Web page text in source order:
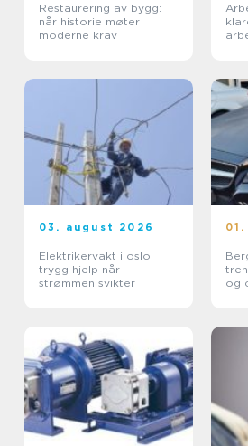
Restaurering av bygg:
når historie møter
moderne krav
03. august 2026
Elektrikervakt i oslo
trygg hjelp når
strømmen svikter
og